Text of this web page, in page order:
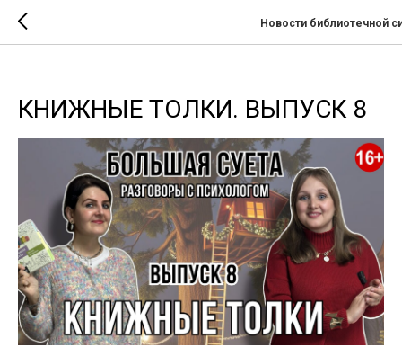
Новости библиотечной
КНИЖНЫЕ ТОЛКИ. ВЫПУСК 8